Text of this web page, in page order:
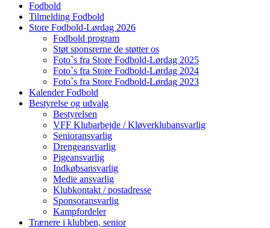
Fodbold
Tilmelding Fodbold
Store Fodbold-Lørdag 2026
Fodbold program
Støt sponsrerne de støtter os
Foto`s fra Store Fodbold-Lørdag 2025
Foto`s fra Store Fodbold-Lørdag 2024
Foto`s fra Store Fodbold-Lørdag 2023
Kalender Fodbold
Bestyrelse og udvalg
Bestyrelsen
VFF Klubarbejde / Kløverklubansvarlig
Senioransvarlig
Drengeansvarlig
Pigeansvarlig
Indkøbsansvarlig
Medie ansvarlig
Klubkontakt / postadresse
Sponsoransvarlig
Kampfordeler
Trænere i klubben, senior